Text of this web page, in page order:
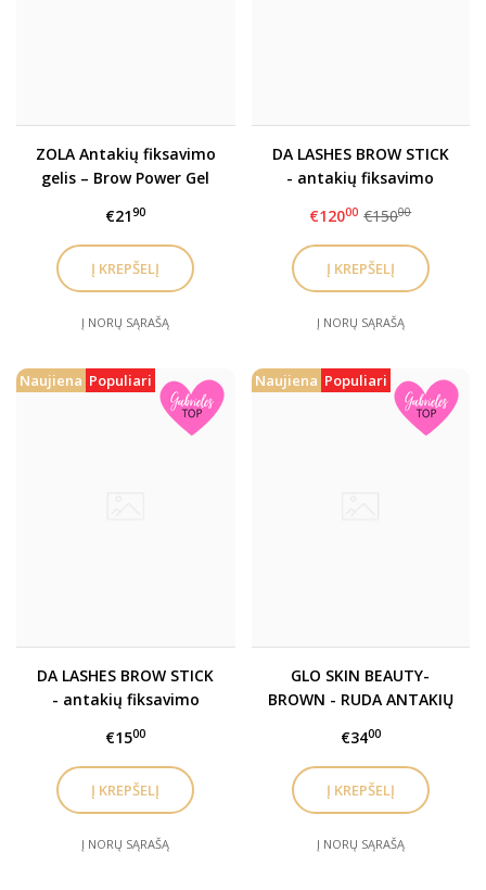
ZOLA Antakių fiksavimo
gelis – Brow Power Gel
€2190
Į NORŲ SĄRAŠĄ
DA LASHES BROW STICK
- antakių fiksavimo
vnt. didmenos rinkinys
€12000 €15000
Į NORŲ SĄRAŠĄ
Naujiena Populiari
DA LASHES BROW STICK
- antakių fiksavimo
€1500
Į NORŲ SĄRAŠĄ
Naujiena Populiari
GLO SKIN BEAUTY-
BROWN - RUDA ANTAKIŲ
POWDER DUO
€3400
Į NORŲ SĄRAŠĄ